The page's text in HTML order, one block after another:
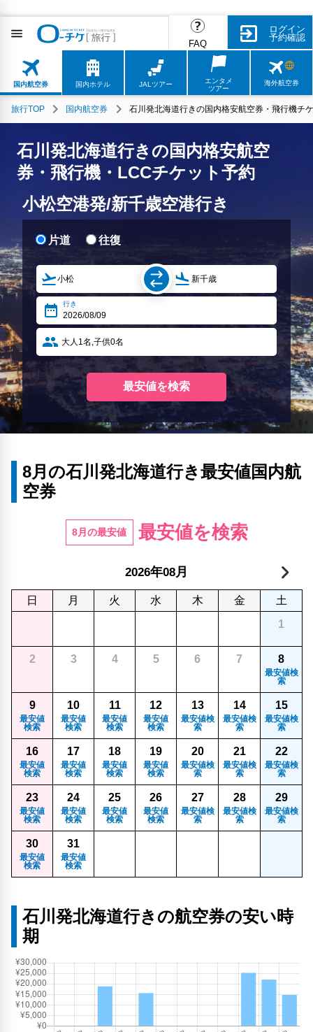
FAQ
ログイン
予約確認
国内航空券 国内ホテル JALツアー
エンタメ
ツアー
海外航空券
旅行TOP 国内航空券 石川発北海道行きの国内格安航空券・飛行機チ
石川発北海道行きの国内格安航空
券・飛行機・LCCチケット予約
小松空港発/新千歳空港行き
8月の石川発北海道行き最安値国内航
空券
8月の最安値 最安値を検索
2026年08月
日 月 火 水 木 金
土
1
2 3 4 5 6 7 8
最安値検
索
9
最安値
検索
10
最安値
検索
11
最安値
検索
12
最安値
検索
13
最安値検
索
14
最安値検
索
15
最安値検
索
16
最安値
検索
17
最安値
検索
18
最安値
検索
19
最安値
検索
20
最安値検
索
21
最安値検
索
22
最安値検
索
23
最安値
検索
24
最安値
検索
25
最安値
検索
26
最安値
検索
27
最安値検
索
28
最安値検
索
29
最安値検
索
30
最安値
検索
31
最安値
検索
石川発北海道行きの航空券の安い時
期